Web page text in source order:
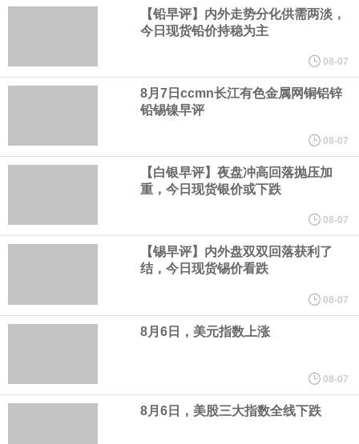
稳，主要指标保持较快增长，企业效益持续改善。今年上半年，规
模以上工业中小企业增加值同比增长5.8%，营业收入同比增长
7.7%，为2023年以来同期最高水平，利润总额同比增长16.9%，为
2022年以来同期最高水平，生产经营稳步向好，盈利能力持续增
伊朗议会主席团成员萨利米公开伊方拟议的霍尔木兹海峡战略管理
方案初步文本细节，内容包括禁止敌对方面通过海峡等，违反规定
者将被处以最高达货物价值20%的罚款。该方案显示，美国、以色
列等国的船只将被禁止通过霍尔木兹海峡；与以色列有关的军用和
民用货物不得通过该区域；参与针对“抵抗阵线”行动的船只或货物也
【铅早评】内外走势分化供需两淡，
今日现货铅价持稳为主
08-07
8月7日ccmn长江有色金属网铜铝锌
铅锡镍早评
08-07
【白银早评】夜盘冲高回落抛压加
重，今日现货银价或下跌
08-07
【锡早评】内外盘双双回落获利了
结，今日现货锡价看跌
08-07
8月6日，美元指数上涨
08-07
8月6日，美股三大指数全线下跌